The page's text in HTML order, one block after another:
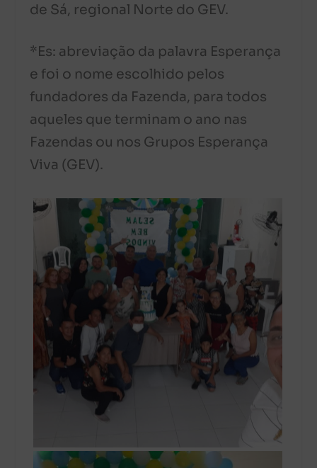
de Sá, regional Norte do GEV.
*Es: abreviação da palavra Esperança
e foi o nome escolhido pelos
fundadores da Fazenda, para todos
aqueles que terminam o ano nas
Fazendas ou nos Grupos Esperança
Viva (GEV).